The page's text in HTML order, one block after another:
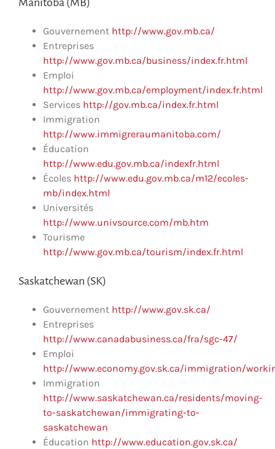
Manitoba (MB)
Gouvernement http://www.gov.mb.ca/
Entreprises
http://www.gov.mb.ca/business/index.fr.html
Emploi
http://www.gov.mb.ca/employment/index.fr.html
Services http://gov.mb.ca/index.fr.html
Immigration
http://www.immigreraumanitoba.com/
Éducation
http://www.edu.gov.mb.ca/indexfr.html
Écoles http://www.edu.gov.mb.ca/m12/ecoles-
mb/index.html
Universités
http://www.univsource.com/mb.htm
Tourisme
http://www.gov.mb.ca/tourism/index.fr.html
Saskatchewan (SK)
Gouvernement http://www.gov.sk.ca/
Entreprises
http://www.canadabusiness.ca/fra/sgc-47/
Emploi
http://www.economy.gov.sk.ca/immigration/
Immigration
http://www.saskatchewan.ca/residents/moving-
to-saskatchewan/immigrating-to-
saskatchewan
Éducation http://www.education.gov.sk.ca/